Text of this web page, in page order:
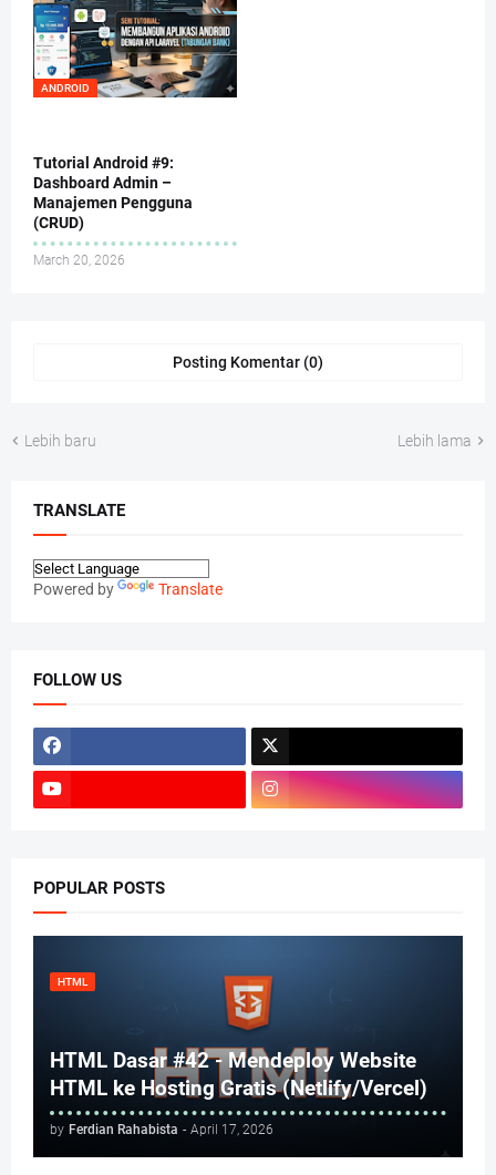
ANDROID
Tutorial Android #9:
Dashboard Admin –
Manajemen Pengguna
(CRUD)
March 20, 2026
Posting Komentar (0)
Lebih baru Lebih lama
TRANSLATE
Powered by Translate
FOLLOW US
POPULAR POSTS
HTML
HTML Dasar #42 - Mendeploy Website
HTML ke Hosting Gratis (Netlify/Vercel)
by Ferdian Rahabista - April 17, 2026